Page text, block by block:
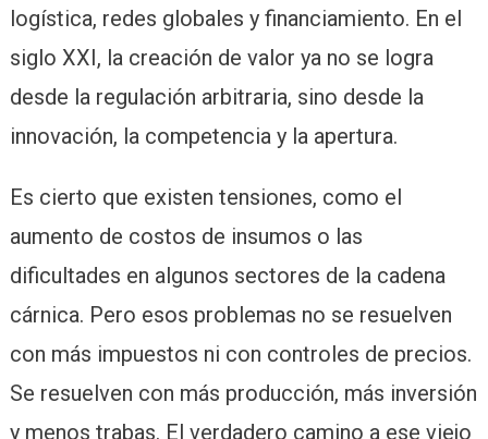
logística, redes globales y financiamiento. En el
siglo XXI, la creación de valor ya no se logra
desde la regulación arbitraria, sino desde la
innovación, la competencia y la apertura.
Es cierto que existen tensiones, como el
aumento de costos de insumos o las
dificultades en algunos sectores de la cadena
cárnica. Pero esos problemas no se resuelven
con más impuestos ni con controles de precios.
Se resuelven con más producción, más inversión
y menos trabas. El verdadero camino a ese viejo